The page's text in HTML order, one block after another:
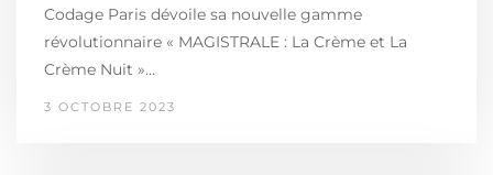
Codage Paris dévoile sa nouvelle gamme
révolutionnaire « MAGISTRALE : La Crème et La
Crème Nuit »…
3 OCTOBRE 2023